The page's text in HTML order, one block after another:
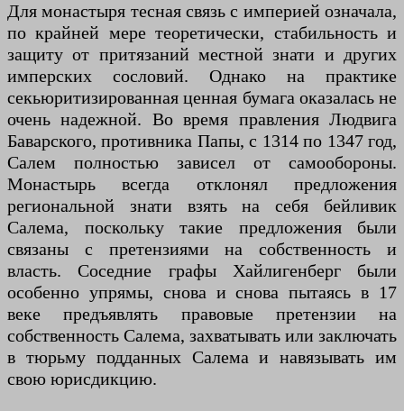
Для монастыря тесная связь с империей означала,
по крайней мере теоретически, стабильность и
защиту от притязаний местной знати и других
имперских сословий. Однако на практике
секьюритизированная ценная бумага оказалась не
очень надежной. Во время правления Людвига
Баварского, противника Папы, с 1314 по 1347 год,
Салем полностью зависел от самообороны.
Монастырь всегда отклонял предложения
региональной знати взять на себя бейливик
Салема, поскольку такие предложения были
связаны с претензиями на собственность и
власть. Соседние графы Хайлигенберг были
особенно упрямы, снова и снова пытаясь в 17
веке предъявлять правовые претензии на
собственность Салема, захватывать или заключать
в тюрьму подданных Салема и навязывать им
свою юрисдикцию.